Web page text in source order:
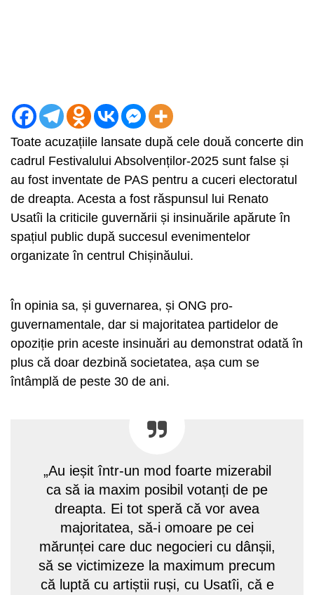
Toate acuzațiile lansate după cele două concerte din
cadrul Festivalului Absolvenților-2025 sunt false și
au fost inventate de PAS pentru a cuceri electoratul
de dreapta. Acesta a fost răspunsul lui Renato
Usatîi la criticile guvernării și insinuările apărute în
spațiul public după succesul evenimentelor
organizate în centrul Chișinăului.
În opinia sa, și guvernarea, și ONG pro-
guvernamentale, dar si majoritatea partidelor de
opoziție prin aceste insinuări au demonstrat odată în
plus că doar dezbină societatea, așa cum se
întâmplă de peste 30 de ani.
„Au ieșit într-un mod foarte mizerabil
ca să ia maxim posibil votanți de pe
dreapta. Ei tot speră că vor avea
majoritatea, să-i omoare pe cei
mărunței care duc negocieri cu dânșii,
să se victimizeze la maximum precum
că luptă cu artiștii ruși, cu Usatîi, că e